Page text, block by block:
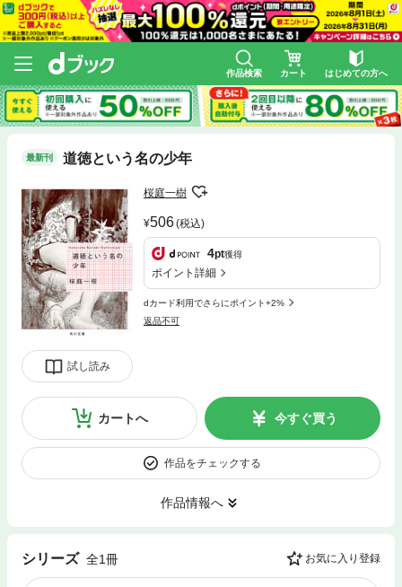
作品検索 カート はじめての方へ
最新刊 道徳という名の少年
試し読み
桜庭一樹
506(税込)
4pt獲得
ポイント詳細
dカード利用でさらにポイント+2%
返品不可
カートへ 今すぐ買う
作品をチェックする
作品情報へ
シリーズ 全1冊 お気に入り登録